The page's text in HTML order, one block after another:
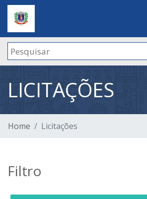
LICITAÇÕES
Home Licitações
Filtro